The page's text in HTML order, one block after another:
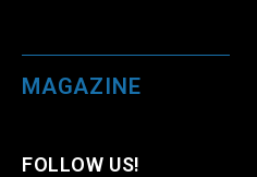
MAGAZINE
FOLLOW US!